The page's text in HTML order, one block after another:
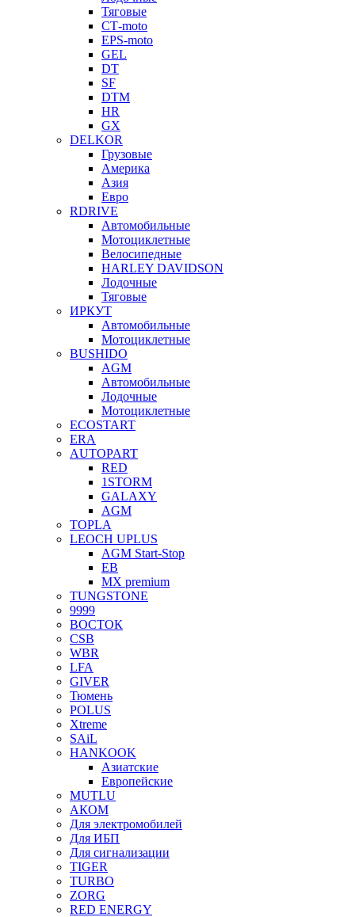
Тяговые
СТ-moto
EPS-moto
GEL
DT
SF
DTM
HR
GX
DELKOR
Грузовые
Америка
Азия
Евро
RDRIVE
Автомобильные
Мотоциклетные
Велосипедные
HARLEY DAVIDSON
Лодочные
Тяговые
ИРКУТ
Автомобильные
Мотоциклетные
BUSHIDO
AGM
Автомобильные
Лодочные
Мотоциклетные
ECOSTART
ERA
AUTOPART
RED
1STORM
GALAXY
AGM
TOPLA
LEOCH UPLUS
AGM Start-Stop
EB
MX premium
TUNGSTONE
9999
ВОСТОК
CSB
WBR
LFA
GIVER
Тюмень
POLUS
Xtreme
SAiL
HANKOOK
Азиатские
Европейские
MUTLU
АКОМ
Для электромобилей
Для ИБП
Для сигнализации
TIGER
TURBO
ZORG
RED ENERGY